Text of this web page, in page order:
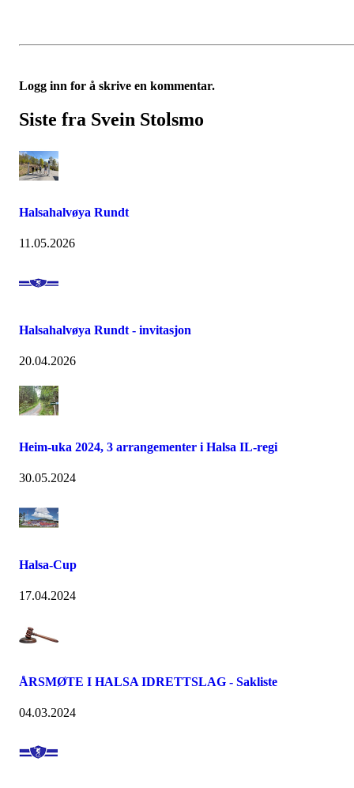
Logg inn for å skrive en kommentar.
Siste fra Svein Stolsmo
Halsahalvøya Rundt
11.05.2026
Halsahalvøya Rundt - invitasjon
20.04.2026
Heim-uka 2024, 3 arrangementer i Halsa IL-regi
30.05.2024
Halsa-Cup
17.04.2024
ÅRSMØTE I HALSA IDRETTSLAG - Sakliste
04.03.2024